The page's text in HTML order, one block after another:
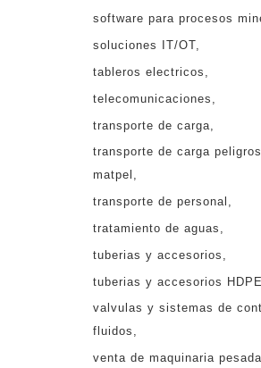
software para procesos
soluciones IT/OT
tableros electricos
telecomunicaciones
transporte de carga
transporte de carga
matpel
transporte de personal
tratamiento de aguas
tuberias y accesorios
tuberias y accesorios HDPE
valvulas y sistemas de
fluidos
venta de maquinaria pesada